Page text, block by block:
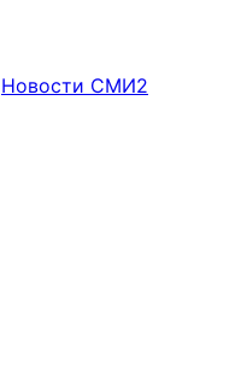
Новости СМИ2